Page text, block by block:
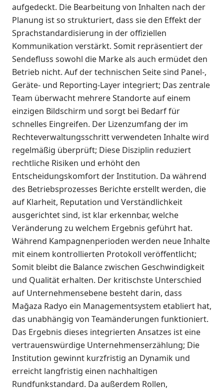
aufgedeckt. Die Bearbeitung von Inhalten nach der
Planung ist so strukturiert, dass sie den Effekt der
Sprachstandardisierung in der offiziellen
Kommunikation verstärkt. Somit repräsentiert der
Sendefluss sowohl die Marke als auch ermüdet den
Betrieb nicht. Auf der technischen Seite sind Panel-,
Geräte- und Reporting-Layer integriert; Das zentrale
Team überwacht mehrere Standorte auf einem
einzigen Bildschirm und sorgt bei Bedarf für
schnelles Eingreifen. Der Lizenzumfang der im
Rechteverwaltungsschritt verwendeten Inhalte wird
regelmäßig überprüft; Diese Disziplin reduziert
rechtliche Risiken und erhöht den
Entscheidungskomfort der Institution. Da während
des Betriebsprozesses Berichte erstellt werden, die
auf Klarheit, Reputation und Verständlichkeit
ausgerichtet sind, ist klar erkennbar, welche
Veränderung zu welchem ​​Ergebnis geführt hat.
Während Kampagnenperioden werden neue Inhalte
mit einem kontrollierten Protokoll veröffentlicht;
Somit bleibt die Balance zwischen Geschwindigkeit
und Qualität erhalten. Der kritischste Unterschied
auf Unternehmensebene besteht darin, dass
Mağaza Radyo ein Managementsystem etabliert hat,
das unabhängig von Teamänderungen funktioniert.
Das Ergebnis dieses integrierten Ansatzes ist eine
vertrauenswürdige Unternehmenserzählung; Die
Institution gewinnt kurzfristig an Dynamik und
erreicht langfristig einen nachhaltigen
Rundfunkstandard. Da außerdem Rollen,